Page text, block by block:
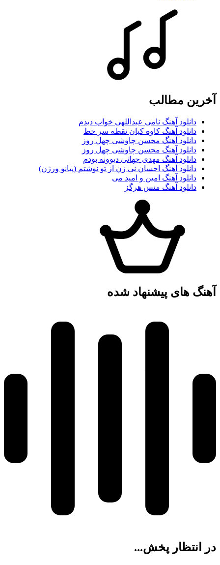
آخرین مطالب
دانلود آهنگ نامی عبداللهی خواب دیدم
دانلود آهنگ کاوه کیان نقطه سر خط
دانلود آهنگ محسن چاوشی چهل روز
دانلود آهنگ محسن چاوشی چهل روز
دانلود آهنگ مهدی جهانی دیوونه بودم
دانلود آهنگ احسان نی زن از تو نوشتم (پیانو ورژن)
دانلود آهنگ امین و امید می
دانلود آهنگ منس هرگز
آهنگ های پیشنهاد شده
در انتظار پخش...